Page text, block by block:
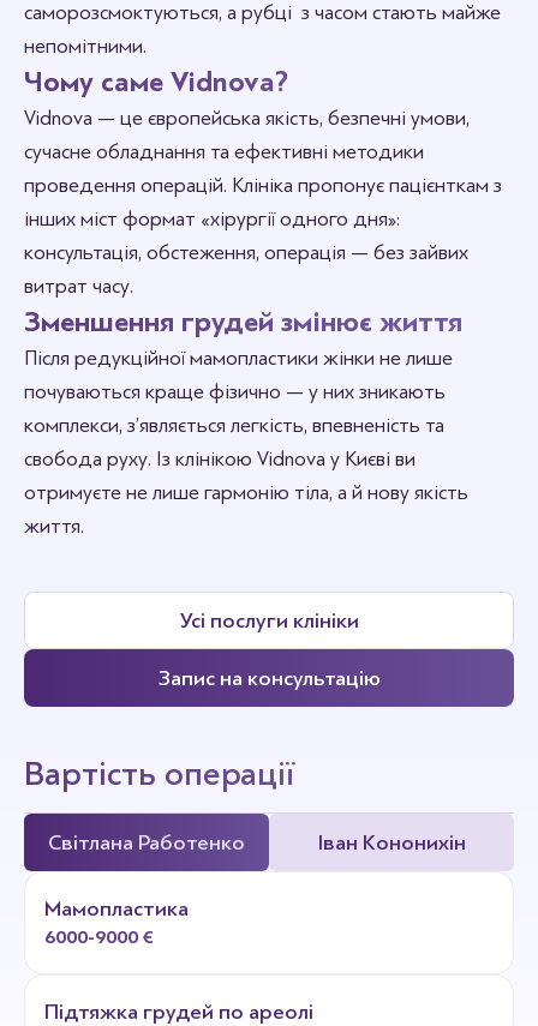
саморозсмоктуються, а рубці з часом стають майже
непомітними.
Чому саме Vidnova?
Vidnova — це європейська якість, безпечні умови,
сучасне обладнання та ефективні методики
проведення операцій. Клініка пропонує пацієнткам з
інших міст формат «хірургії одного дня»:
консультація, обстеження, операція — без зайвих
витрат часу.
Зменшення грудей змінює життя
Після редукційної мамопластики жінки не лише
почуваються краще фізично — у них зникають
комплекси, з’являється легкість, впевненість та
свобода руху. Із клінікою Vidnova у Києві ви
отримуєте не лише гармонію тіла, а й нову якість
життя.
Усі послуги клініки
Запис на консультацію
Вартість операції
Світлана Работенко Іван Кононихін
Мамопластика
6000-9000 €
Підтяжка грудей по ареолі